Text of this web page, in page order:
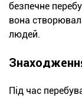
безпечне
вона
людей.
Під час